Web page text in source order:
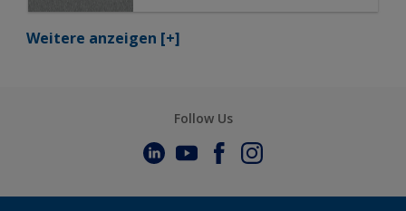
Weitere anzeigen [+]
Follow Us